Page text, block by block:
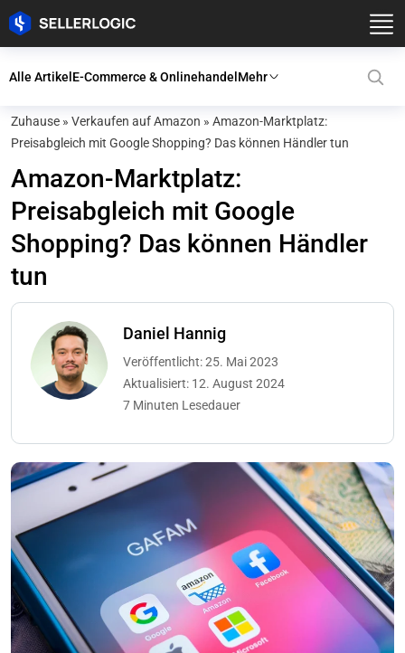
Alle ArtikelE-Commerce & OnlinehandelMehr
Zuhause » Verkaufen auf Amazon » Amazon-Marktplatz:
Preisabgleich mit Google Shopping? Das können Händler tun
Amazon-Marktplatz:
Preisabgleich mit Google
Shopping? Das können Händler
tun
Daniel Hannig
Veröffentlicht: 25. Mai 2023
Aktualisiert: 12. August 2024
7 Minuten Lesedauer